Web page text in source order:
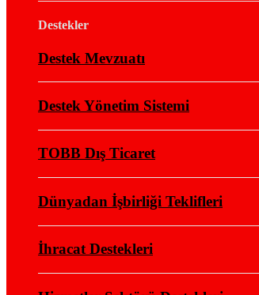
Destekler
Destek Mevzuatı
Destek Yönetim Sistemi
TOBB Dış Ticaret
Dünyadan İşbirliği Teklifleri
İhracat Destekleri